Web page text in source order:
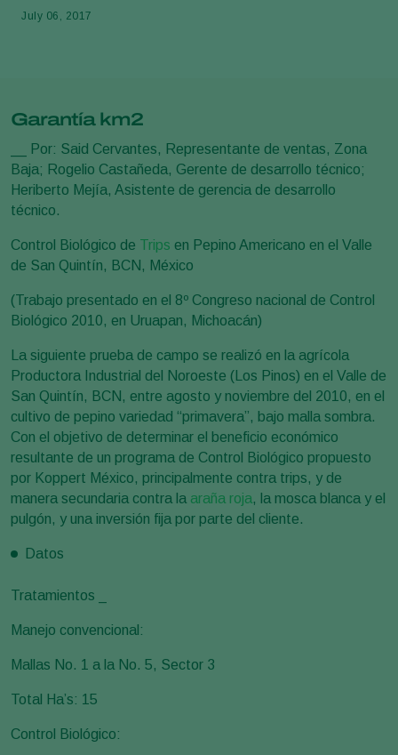
July 06, 2017
Garantía km2
__ Por: Said Cervantes, Representante de ventas, Zona
Baja; Rogelio Castañeda, Gerente de desarrollo técnico;
Heriberto Mejía, Asistente de gerencia de desarrollo
técnico.
Control Biológico de Trips en Pepino Americano en el Valle
de San Quintín, BCN, México
(Trabajo presentado en el 8º Congreso nacional de Control
Biológico 2010, en Uruapan, Michoacán)
La siguiente prueba de campo se realizó en la agrícola
Productora Industrial del Noroeste (Los Pinos) en el Valle de
San Quintín, BCN, entre agosto y noviembre del 2010, en el
cultivo de pepino variedad “primavera”, bajo malla sombra.
Con el objetivo de determinar el beneficio económico
resultante de un programa de Control Biológico propuesto
por Koppert México, principalmente contra trips, y de
manera secundaria contra la araña roja, la mosca blanca y el
pulgón, y una inversión fija por parte del cliente.
Datos
Tratamientos _
Manejo convencional:
Mallas No. 1 a la No. 5, Sector 3
Total Ha’s: 15
Control Biológico: